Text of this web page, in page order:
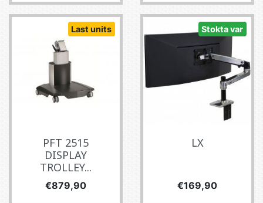
Last units
PFT 2515
DISPLAY
TROLLEY...
Fiyat
€879,90
Stokta var
LX
Fiyat
€169,90